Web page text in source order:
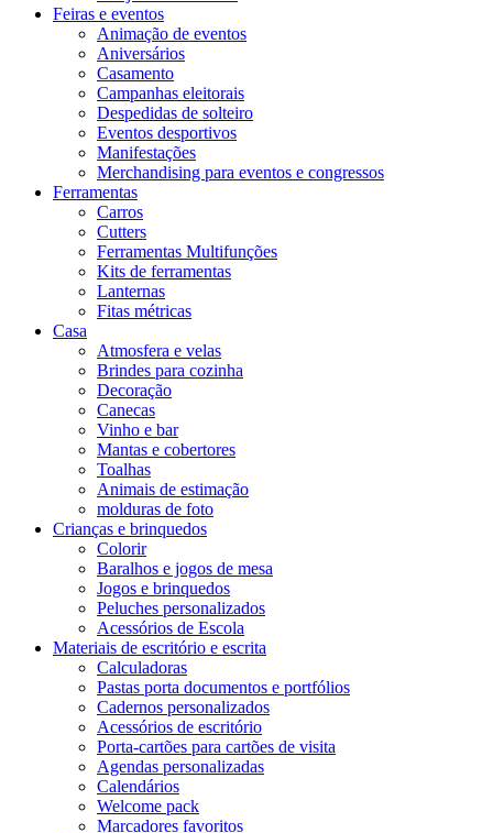
Feiras e eventos
Animação de eventos
Aniversários
Casamento
Campanhas eleitorais
Despedidas de solteiro
Eventos desportivos
Manifestações
Merchandising para eventos e congressos
Ferramentas
Carros
Cutters
Ferramentas Multifunções
Kits de ferramentas
Lanternas
Fitas métricas
Casa
Atmosfera e velas
Brindes para cozinha
Decoração
Canecas
Vinho e bar
Mantas e cobertores
Toalhas
Animais de estimação
molduras de foto
Crianças e brinquedos
Colorir
Baralhos e jogos de mesa
Jogos e brinquedos
Peluches personalizados
Acessórios de Escola
Materiais de escritório e escrita
Calculadoras
Pastas porta documentos e portfólios
Cadernos personalizados
Acessórios de escritório
Porta-cartões para cartões de visita
Agendas personalizadas
Calendários
Welcome pack
Marcadores favoritos